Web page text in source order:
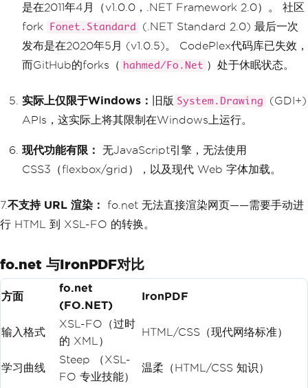
是在2011年4月（v1.0.0，.NET Framework 2.0）。 社区
fork
Fonet.Standard
(.NET Standard 2.0) 最后一次
发布是在2020年5月 (v1.0.5)。 CodePlex代码库已失效，
而GitHub的forks（ hahmed/Fo.Net ）处于休眠状态。
实际上仅限于Windows： 旧版 System.Drawing
(GDI+)
APIs，这实际上将其限制在Windows上运行。
现代功能有限：
无JavaScript引擎，无法使用
CSS3（flexbox/grid），以及现代 Web 字体加载。
7.不支持 URL 渲染：
fo.net 无法直接渲染网页——需要手动进
行 HTML 到 XSL-FO 的转换。
fo.net 与IronPDF对比
方面
fo.net
(FO.NET)
IronPDF
输入格式
XSL-FO（过时
的 XML）
HTML/CSS（现代网络标准）
学习曲线
Steep （XSL-
FO 专业技能）
温柔（HTML/CSS 知识）